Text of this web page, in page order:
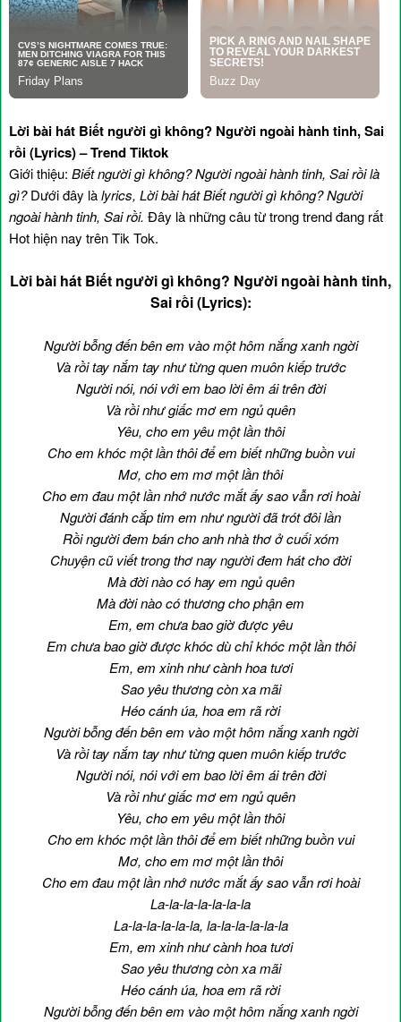
Lời bài hát Biết người gì không? Người ngoài hành tinh, Sai
rồi (Lyrics) – Trend Tiktok
Giới thiệu: Biết người gì không? Người ngoài hành tinh, Sai rồi là
gì?Dưới đây làlyrics, Lời bài hát Biết người gì không? Người
ngoài hành tinh, Sai rồi. Đây là những câu từ trong trend đang rất
Hot hiện nay trên Tik Tok.
Lời bài hát Biết người gì không? Người ngoài hành tinh,
Sai rồi (Lyrics):
Người bỗng đến bên em vào một hôm nắng xanh ngời
Và rồi tay nắm tay như từng quen muôn kiếp trước
Người nói, nói với em bao lời êm ái trên đời
Và rồi như giấc mơ em ngủ quên
Yêu, cho em yêu một lần thôi
Cho em khóc một lần thôi để em biết những buồn vui
Mơ, cho em mơ một lần thôi
Cho em đau một lần nhớ nước mắt ấy sao vẫn rơi hoài
Người đánh cắp tim em như người đã trót đôi lần
Rồi người đem bán cho anh nhà thơ ở cuối xóm
Chuyện cũ viết trong thơ nay người đem hát cho đời
Mà đời nào có hay em ngủ quên
Mà đời nào có thương cho phận em
Em, em chưa bao giờ được yêu
Em chưa bao giờ được khóc dù chỉ khóc một lần thôi
Em, em xinh như cành hoa tươi
Sao yêu thương còn xa mãi
Héo cánh úa, hoa em rã rời
Người bỗng đến bên em vào một hôm nắng xanh ngời
Và rồi tay nắm tay như từng quen muôn kiếp trước
Người nói, nói với em bao lời êm ái trên đời
Và rồi như giấc mơ em ngủ quên
Yêu, cho em yêu một lần thôi
Cho em khóc một lần thôi để em biết những buồn vui
Mơ, cho em mơ một lần thôi
Cho em đau một lần nhớ nước mắt ấy sao vẫn rơi hoài
La-la-la-la-la-la-la
La-la-la-la-la-la, la-la-la-la-la-la
Em, em xinh như cành hoa tươi
Sao yêu thương còn xa mãi
Héo cánh úa, hoa em rã rời
Người bỗng đến bên em vào một hôm nắng xanh ngời